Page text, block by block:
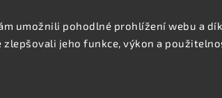
umožnili pohodlné prohlížení webu a
jeho funkce, výkon a